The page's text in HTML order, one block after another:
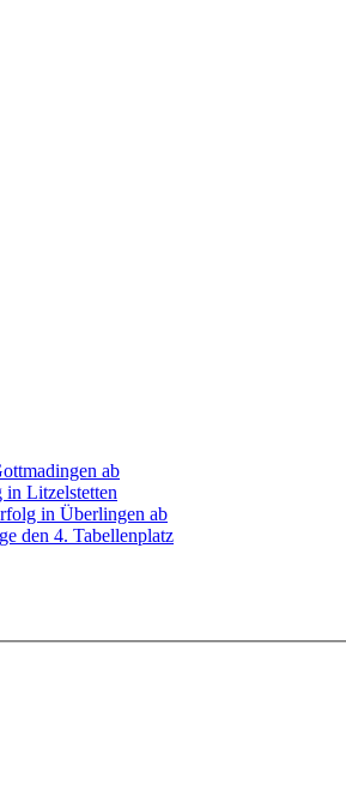
ab
Litzelstetten
in Überlingen ab
den 4. Tabellenplatz